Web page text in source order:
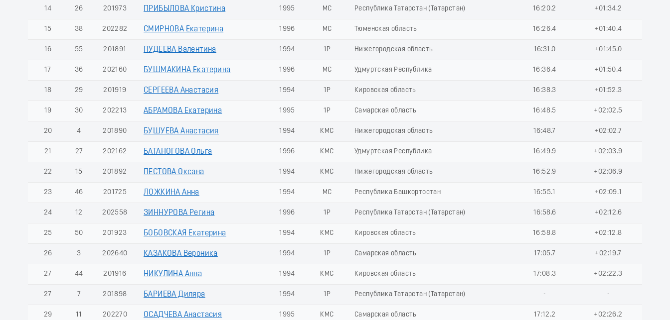
14 26 201973 ПРИБЫЛОВА Кристина 1995 МС Республика Татарстан (Татарстан) 16:20.2 +01:34.2
15 38 202282 СМИРНОВА Екатерина 1996 МС Тюменская область 16:26.4 +01:40.4
16 55 201891 ПУДЕЕВА Валентина 1994 1Р Нижегородская область 16:31.0 +01:45.0
17 36 202160 БУШМАКИНА Екатерина 1996 МС Удмуртская Республика 16:36.4 +01:50.4
18 29 201919 СЕРГЕЕВА Анастасия 1994 1Р Кировская область 16:38.3 +01:52.3
19 30 202213 АБРАМОВА Екатерина 1995 1Р Самарская область 16:48.5 +02:02.5
20 4 201890 БУШУЕВА Анастасия 1994 КМС Нижегородская область 16:48.7 +02:02.7
21 27 202162 БАТАНОГОВА Ольга 1996 КМС Удмуртская Республика 16:49.9 +02:03.9
22 15 201892 ПЕСТОВА Оксана 1994 КМС Нижегородская область 16:52.9 +02:06.9
23 46 201725 ЛОЖКИНА Анна 1994 МС Республика Башкортостан 16:55.1 +02:09.1
24 12 202558 ЗИННУРОВА Регина 1996 1Р Республика Татарстан (Татарстан) 16:58.6 +02:12.6
25 50 201923 БОБОВСКАЯ Екатерина 1994 КМС Кировская область 16:58.8 +02:12.8
26 3 202640 КАЗАКОВА Вероника 1994 1Р Самарская область 17:05.7 +02:19.7
27 44 201916 НИКУЛИНА Анна 1994 КМС Кировская область 17:08.3 +02:22.3
27 7 201898 БАРИЕВА Диляра 1994 1Р Республика Татарстан (Татарстан) - -
29 11 202270 ОСАДЧЕВА Анастасия 1995 КМС Самарская область 17:12.2 +02:26.2